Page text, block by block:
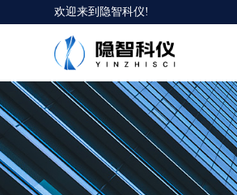
欢迎来到 隐智科仪!